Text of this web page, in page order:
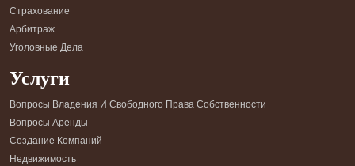
Страхование
Арбитраж
Уголовные Дела
Услуги
Вопросы Владения И Свободного Права Собственности
Вопросы Аренды
Создание Компаний
Недвижимость